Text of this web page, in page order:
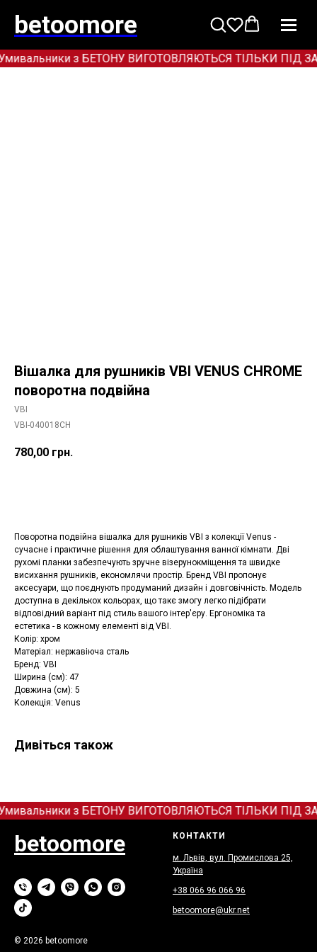
betoomore
з БЕТОНУ ВИГОТОВЛЯЮТЬСЯ ТІЛЬКИ ПІД
Вішалка для рушників VBI VENUS CHROME
поворотна подвійна
VBI
VBI-040018CH
780,00 грн.
Поворотна подвійна вішалка для рушників VBI з колекції Venus -
сучасне і практичне рішення для облаштування ванної кімнати. Дві
рухомі планки забезпечують зручне візерунокміщення та швидке
висихання рушників, економлячи простір. Бренд VBI пропонує
аксесуари, що поєднують продуманий дизайн і довговічність. Модель
доступна в декількох кольорах, що такє змогу легко підібрати
відповідний варіант під стиль вашого інтер'єру. Ергономіка та
естетика - в кожному елементі від VBI.
Колір: хром
Матеріал: нержавіюча сталь
Бренд: VBI
Ширина (см): 47
Довжина (см): 5
Колекція: Venus
Дивіться також
з БЕТОНУ ВИГОТОВЛЯЮТЬСЯ ТІЛЬКИ ПІД
betoomore
© 2026 betoomore
КОНТАКТИ
м. Львів, вул. Промислова 25,
Україна
+38 066 96 066 96
betoomore@ukr.net